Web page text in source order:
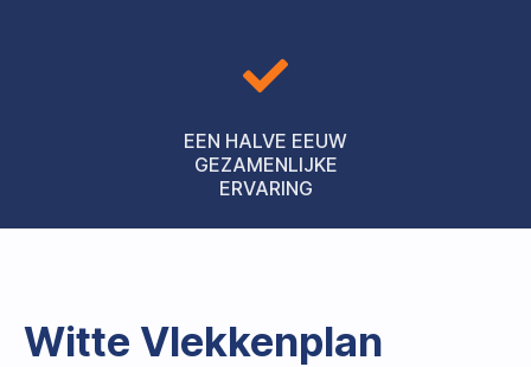
EEN HALVE EEUW
GEZAMENLIJKE
ERVARING
Witte Vlekkenplan